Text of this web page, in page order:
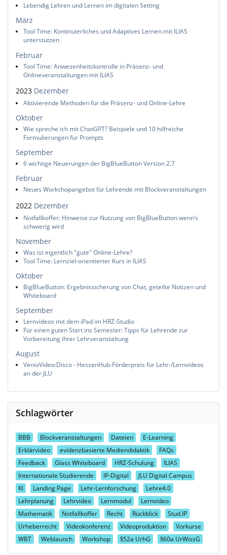
Lebendig Lehren und Lernen im digitalen Setting
März
Tool Time: Kontinuierliches und Adaptives Lernen mit ILIAS
unterstützen
Februar
Tool Time: Anwesenheitskontrolle in Präsenz- und
Onlineveranstaltungen mit ILIAS
2023 Dezember
Aktivierende Methoden für die Präsenz- und Online-Lehre
Oktober
Wie spreche ich mit ChatGPT? Beispiele und 10 hilfreiche
Formulierungen für Prompts
September
6 wichtige Neuerungen der BigBlueButton Version 2.7
Februar
Neues Workshopangebot für Lehrende mit Blockveranstaltungen
2022 Dezember
Notfallkoffer: Hinweise zur Nutzung von BigBlueButton wenn’s
schwierig wird
November
Was ist eigentlich "gute" Online-Lehre?
Tool Time: Lernziel-orientierter Kurs in ILIAS
Oktober
BigBlueButton: Ergebnissicherung von Chat, geteilte Notizen und
Whiteboard
September
Lernvideos mit dem iPad im HRZ-Studio
Für einen guten Start ins Semester: Tipps für Lehrende zur
Vorbereitung ihrer Lehrveranstaltung
August
VenioVideo:Disco - HessenHub-Förderpreis für Lehr-/Lernvideos
an der JLU
Schlagwörter
BBB Blockveranstaltungen Dateien
E-Learning
Erklärvideo
evidenzbasierte Mediendidaktik
FAQs
Feedback
Glass Whiteboard HRZ-Schulung
ILIAS
Internationale Studierende
IP-Digital
JLU Digital Campus
KI
Landing Page Lehr-Lernforschung
Lehre4.0
Lehrplanung
Lehrvideo Lernmodul
Lernvideo
Mathematik
Notfallkoffer Recht Rückblick
Stud.IP
Urheberrecht
Videokonferenz Videoproduktion
Vorkurse
WBT
Weblaunch Workshop §52a UrhG §60a UrWissG